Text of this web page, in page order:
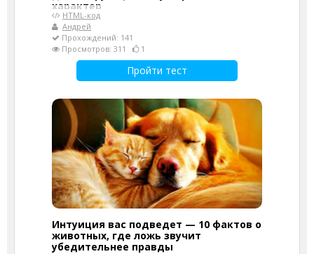
характер
HTML-код
Андрей
Прохождений: 141
Просмотров: 311
1
Пройти тест
Интуиция вас подведет — 10 фактов о
животных, где ложь звучит
убедительнее правды